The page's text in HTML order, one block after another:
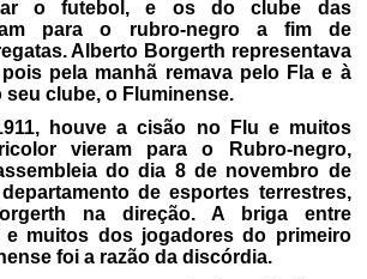
o futebol, e os do clube das
para o rubro-negro a fim de
Alberto Borgerth representava
pela manhã remava pelo Fla e à
seu clube, o Fluminense.
houve a cisão no Flu e muitos
vieram para o Rubro-negro,
do dia 8 de novembro de
de esportes terrestres,
na direção. A briga entre
e muitos dos jogadores do primeiro
foi a razão da discórdia.